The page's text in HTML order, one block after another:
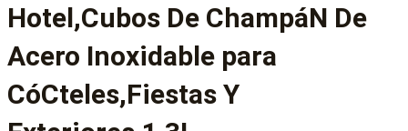
Hotel,Cubos De ChampáN De
Acero Inoxidable para
CóCteles,Fiestas Y